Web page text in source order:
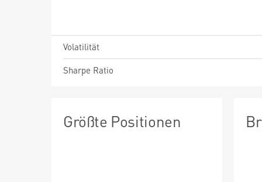
Volatilität
Sharpe Ratio
Größte Positionen